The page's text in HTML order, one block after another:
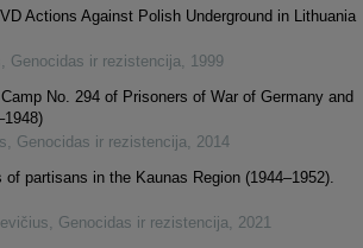
Actions Against Polish Underground in Lithuania
, Genocidas ir rezistencija, 1999
No. 294 of Prisoners of War of Germany and
, Genocidas ir rezistencija, 2014
of partisans in the Kaunas Region (1944–1952).
, Genocidas ir rezistencija, 2021